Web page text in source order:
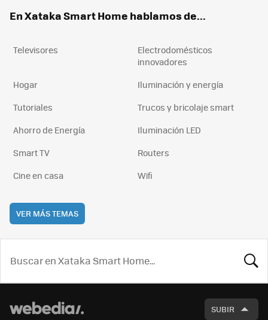
En Xataka Smart Home hablamos de...
Televisores
Electrodomésticos
innovadores
Hogar
Iluminación y energía
Tutoriales
Trucos y bricolaje smart
Ahorro de Energía
Iluminación LED
Smart TV
Routers
Cine en casa
Wifi
VER MÁS TEMAS
SUBIR